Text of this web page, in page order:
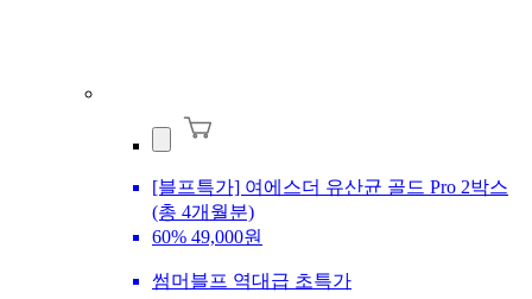
[블프특가] 여에스더 유산균 골드 Pro 2박스
(총 4개월분)
60% 49,000원
썸머블프 역대급 초특가